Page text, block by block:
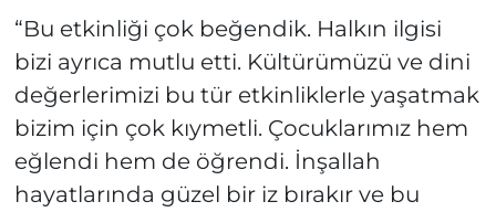
“Bu etkinliği çok beğendik. Halkın ilgisi
bizi ayrıca mutlu etti. Kültürümüzü ve dini
değerlerimizi bu tür etkinliklerle yaşatmak
bizim için çok kıymetli. Çocuklarımız hem
eğlendi hem de öğrendi. İnşallah
hayatlarında güzel bir iz bırakır ve bu